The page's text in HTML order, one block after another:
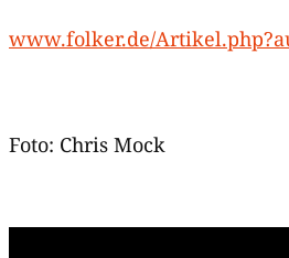
www.folker.de/
Foto: Chris Mock